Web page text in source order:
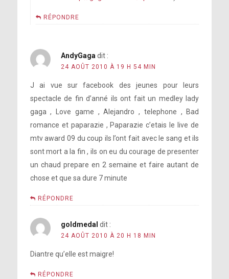
RÉPONDRE
AndyGaga dit :
24 AOÛT 2010 À 19 H 54 MIN
J ai vue sur facebook des jeunes pour leurs
spectacle de fin d’anné ils ont fait un medley lady
gaga , Love game , Alejandro , telephone , Bad
romance et paparazie , Paparazie c’etais le live de
mtv award 09 du coup ils l’ont fait avec le sang et ils
sont mort a la fin , ils on eu du courage de presenter
un chaud prepare en 2 semaine et faire autant de
chose et que sa dure 7 minute
RÉPONDRE
goldmedal dit :
24 AOÛT 2010 À 20 H 18 MIN
Diantre qu’elle est maigre!
RÉPONDRE